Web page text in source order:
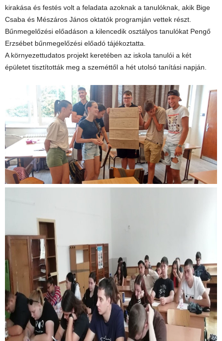
kirakása és festés volt a feladata azoknak a tanulóknak, akik Bige
Csaba és Mészáros János oktatók programján vettek részt.
Bűnmegelőzési előadáson a kilencedik osztályos tanulókat Pengő
Erzsébet bűnmegelőzési előadó tájékoztatta.
A környezettudatos projekt keretében az iskola tanulói a két
épületet tisztították meg a szeméttől a hét utolsó tanítási napján.